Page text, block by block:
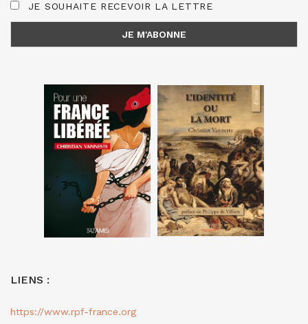
JE SOUHAITE RECEVOIR LA LETTRE
LIENS :
https://www.rpf-france.org